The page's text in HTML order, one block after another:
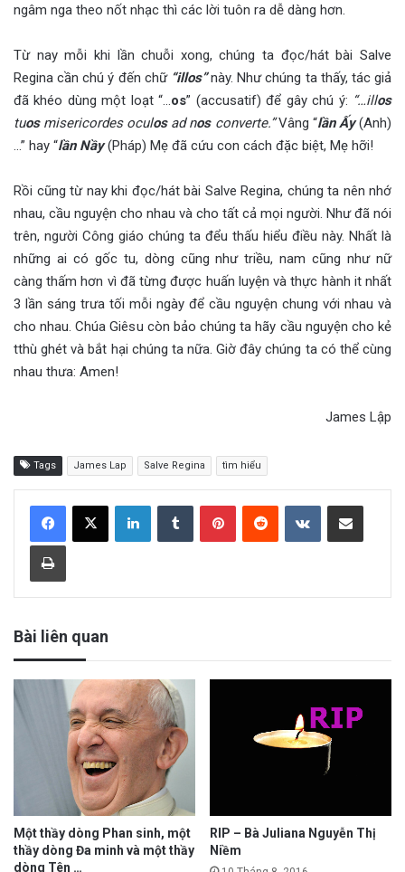
ngâm nga theo nốt nhạc thì các lời tuôn ra dễ dàng hơn.
Từ nay mỗi khi lần chuỗi xong, chúng ta đọc/hát bài Salve
Regina cần chú ý đến chữ “illos”này. Như chúng ta thấy, tác giả
đã khéo dùng một loạt “…os” (accusatif) để gây chú ý: “…illos
tuosmisericordes oculosad nosconverte.”Vâng “lần Ấy(Anh)
…” hay “lần Nầy(Pháp) Mẹ đã cứu con cách đặc biệt, Mẹ hỡi!
Rồi cũng từ nay khi đọc/hát bài Salve Regina, chúng ta nên nhớ
nhau, cầu nguyện cho nhau và cho tất cả mọi người. Như đã nói
trên, người Công giáo chúng ta đểu thấu hiểu điều này. Nhất là
những ai có gốc tu, dòng cũng như triều, nam cũng như nữ
càng thấm hơn vì đã từng được huấn luyện và thực hành it nhất
3 lần sáng trưa tối mỗi ngày để cầu nguyện chung với nhau và
cho nhau. Chúa Giêsu còn bảo chúng ta hãy cầu nguyện cho kẻ
tthù ghét và bắt hại chúng ta nữa. Giờ đây chúng ta có thể cùng
nhau thưa: Amen!
James Lập
Tags James Lap Salve Regina tìm hiểu
Bài liên quan
Một thầy dòng Phan sinh, một
thầy dòng Đa minh và một thầy
dòng Tên …
RIP – Bà Juliana Nguyễn Thị
Niềm